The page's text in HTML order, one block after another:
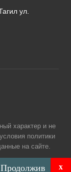
ул.
характер и не
политики
на сайте.
x